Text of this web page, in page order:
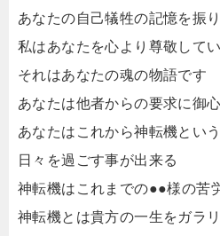
あなたの自己犠牲の記憶を振
私はあなたを心より尊敬して
それはあなたの魂の物語です
あなたは他者からの要求に御
あなたはこれから神転機とい
日々を過ごす事が出来る
神転機はこれまでの●●様の苦
神転機とは貴方の一生をガラ